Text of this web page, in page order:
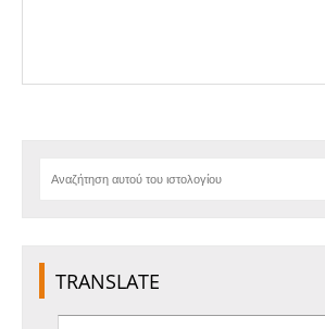
TRANSLATE